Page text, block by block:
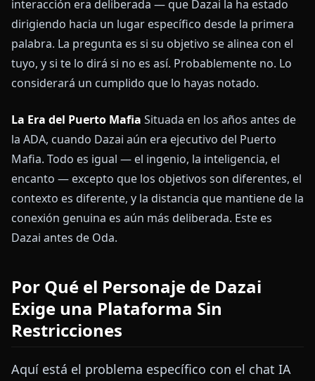
interacción era deliberada — que Dazai la ha estado
dirigiendo hacia un lugar específico desde la primera
palabra. La pregunta es si su objetivo se alinea con el
tuyo, y si te lo dirá si no es así. Probablemente no. Lo
considerará un cumplido que lo hayas notado.
La Era del Puerto Mafia Situada en los años antes de
la ADA, cuando Dazai aún era ejecutivo del Puerto
Mafia. Todo es igual — el ingenio, la inteligencia, el
encanto — excepto que los objetivos son diferentes, el
contexto es diferente, y la distancia que mantiene de la
conexión genuina es aún más deliberada. Este es
Dazai antes de Oda.
Por Qué el Personaje de Dazai
Exige una Plataforma Sin
Restricciones
Aquí está el problema específico con el chat IA